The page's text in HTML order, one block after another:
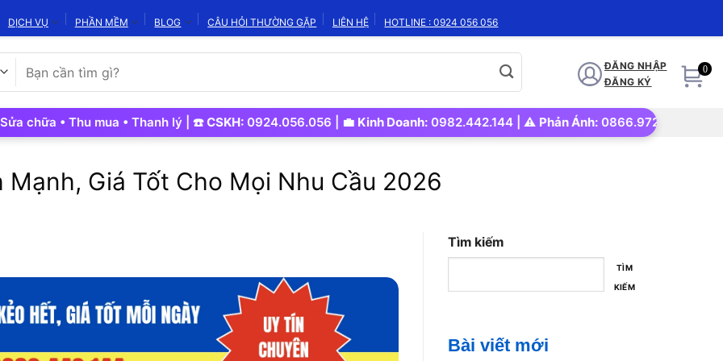
DỊCH VỤ PHẦN MỀM BLOG CÂU HỎI THƯỜNG GẶP LIÊN HỆ HOTLINE : 0924 056 056
kiếm:
ĐĂNG NHẬP
ĐĂNG KÝ
0
• Thu mua • Thanh lý | ☎️CSKH:0924.056.056 | 💼Kinh Doanh:0982.442.144 | ⚠️Phản Ánh:0866.972.562 | 🚀
Mạnh, Giá Tốt Cho Mọi Nhu Cầu 2026
Tìm kiếm
TÌM
KIẾM
Bài viết mới